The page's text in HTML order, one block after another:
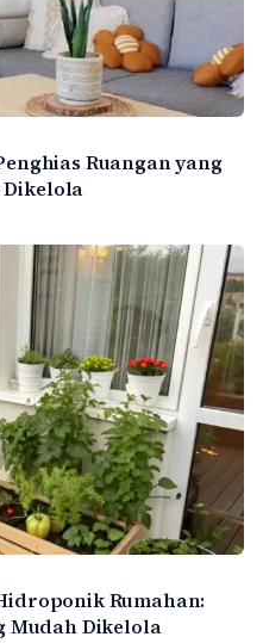
Ruangan yang
Dikelola
Rumahan:
Mudah Dikelola